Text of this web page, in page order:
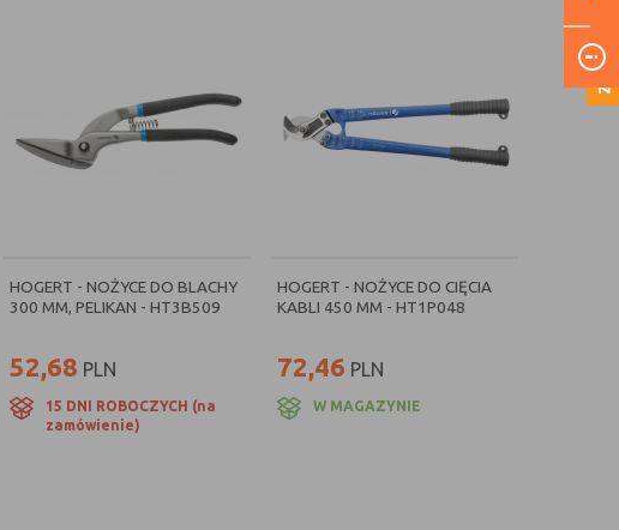
HOGERT - NOŻYCE DO BLACHY
300 MM, PELIKAN - HT3B509
52,68 PLN
15 DNI ROBOCZYCH (na
zamówienie)
HOGERT - NOŻYCE DO CIĘCIA
KABLI 450 MM - HT1P048
72,46 PLN
W MAGAZYNIE